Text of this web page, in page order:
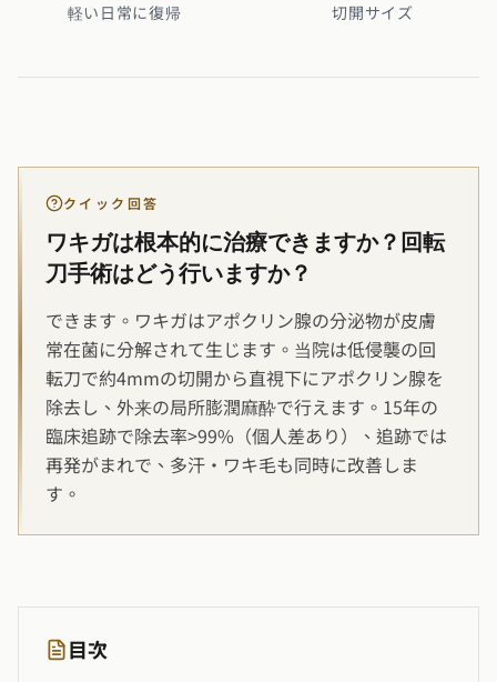
軽い日常に復帰 切開サイズ
クイック回答
ワキガは根本的に治療できますか？回転
刀手術はどう行いますか？
できます。ワキガはアポクリン腺の分泌物が皮膚
常在菌に分解されて生じます。当院は低侵襲の回
転刀で約4mmの切開から直視下にアポクリン腺を
除去し、外来の局所膨潤麻酔で行えます。15年の
臨床追跡で除去率>99%（個人差あり）、追跡では
再発がまれで、多汗・ワキ毛も同時に改善しま
す。
目次